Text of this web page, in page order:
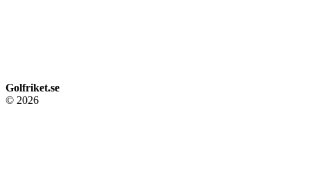
Golfriket.se
© 2026